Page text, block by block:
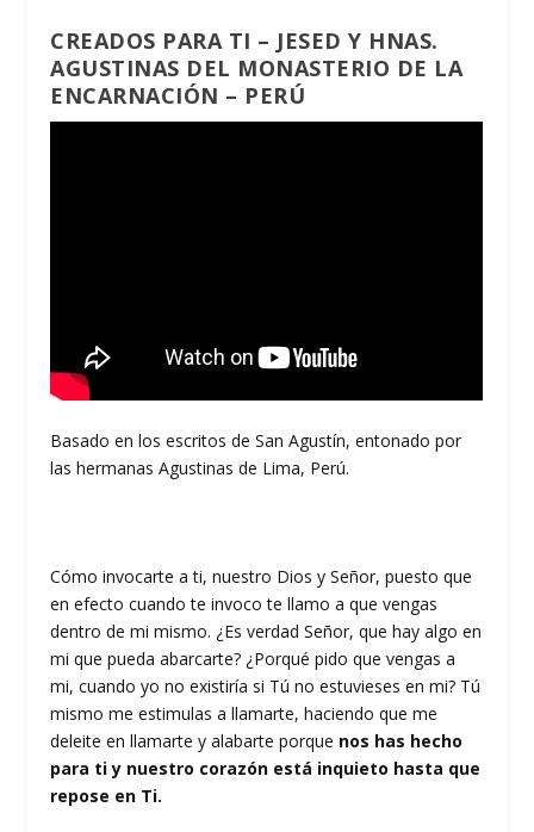
CREADOS PARA TI – JESED Y HNAS.
AGUSTINAS DEL MONASTERIO DE LA
ENCARNACIÓN – PERÚ
Basado en los escritos de San Agustín, entonado por
las hermanas Agustinas de Lima, Perú.
Cómo invocarte a ti, nuestro Dios y Señor, puesto que
en efecto cuando te invoco te llamo a que vengas
dentro de mi mismo. ¿Es verdad Señor, que hay algo en
mi que pueda abarcarte? ¿Porqué pido que vengas a
mi, cuando yo no existiría si Tú no estuvieses en mi? Tú
mismo me estimulas a llamarte, haciendo que me
deleite en llamarte y alabarte porque nos has hecho
para ti y nuestro corazón está inquieto hasta que
repose en Ti.